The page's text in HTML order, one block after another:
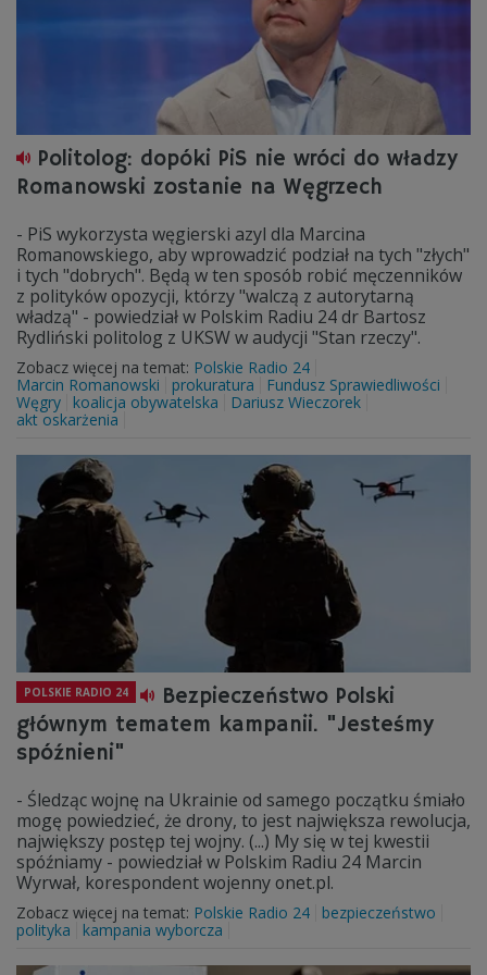
Politolog: dopóki PiS nie wróci do władzy
Romanowski zostanie na Węgrzech
- PiS wykorzysta węgierski azyl dla Marcina
Romanowskiego, aby wprowadzić podział na tych "złych"
i tych "dobrych". Będą w ten sposób robić męczenników
z polityków opozycji, którzy "walczą z autorytarną
władzą" - powiedział w Polskim Radiu 24 dr Bartosz
Rydliński politolog z UKSW w audycji "Stan rzeczy".
Zobacz więcej na temat: Polskie Radio 24
Marcin Romanowski
prokuratura
Fundusz Sprawiedliwości
Węgry
koalicja obywatelska
Dariusz Wieczorek
akt oskarżenia
POLSKIE RADIO 24
Bezpieczeństwo Polski
głównym tematem kampanii. "Jesteśmy
spóźnieni"
- Śledząc wojnę na Ukrainie od samego początku śmiało
mogę powiedzieć, że drony, to jest największa rewolucja,
największy postęp tej wojny. (...) My się w tej kwestii
spóźniamy - powiedział w Polskim Radiu 24 Marcin
Wyrwał, korespondent wojenny onet.pl.
Zobacz więcej na temat: Polskie Radio 24
bezpieczeństwo
polityka
kampania wyborcza